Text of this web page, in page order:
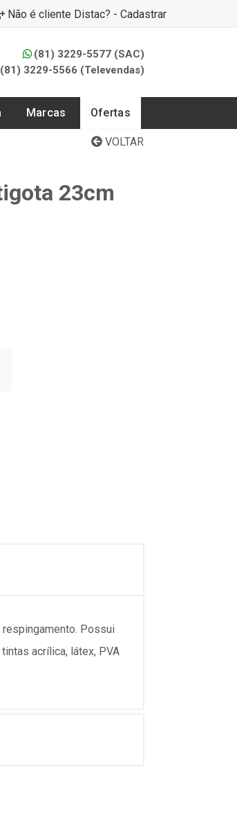
Não é cliente Distac? - Cadastrar
(81) 3229-5577 (SAC)
(81) 3229-5566 (Televendas)
Marcas Ofertas
VOLTAR
23cm
Possui
acrílica, látex, PVA